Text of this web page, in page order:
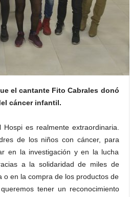
el cantante Fito Cabrales donó
cáncer infantil.
es realmente extraordinaria.
de los niños con cáncer, para
en la investigación y en la lucha
a la solidaridad de miles de
o en la compra de los productos de
tener un reconocimiento